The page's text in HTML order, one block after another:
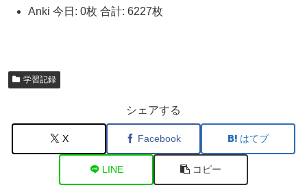
Anki 今日: 0枚 合計: 6227枚
学習記録
シェアする
X Facebook はてブ
LINE コピー